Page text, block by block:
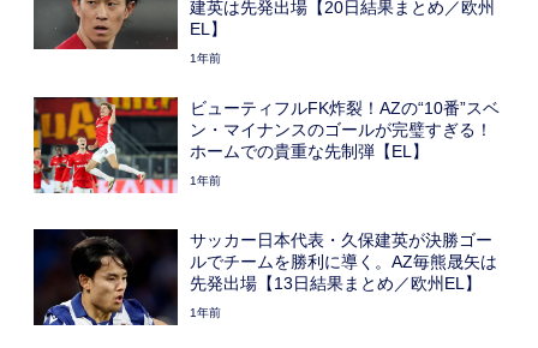
建英は先発出場【20日結果まとめ／欧州
EL】
1年前
ビューティフルFK炸裂！AZの“10番”スベ
ン・マイナンスのゴールが完璧すぎる！
ホームでの貴重な先制弾【EL】
1年前
サッカー日本代表・久保建英が決勝ゴー
ルでチームを勝利に導く。AZ毎熊晟矢は
先発出場【13日結果まとめ／欧州EL】
1年前